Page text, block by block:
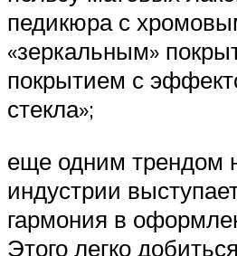
педикюра с
«зеркальным»
покрытием с
стекла»;
еще одним трендом
индустрии
гармония в
Этого легко